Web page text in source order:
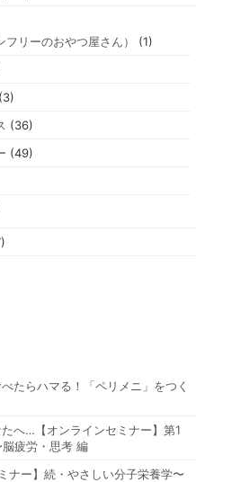
リーのおやつ屋さん）
(1)
(3)
(36)
(49)
たらハマる！「ペリメニ」をつく
へ…【オンラインセミナー】第1
疲労・思考 編
ナー】続・やさしい分子栄養学〜